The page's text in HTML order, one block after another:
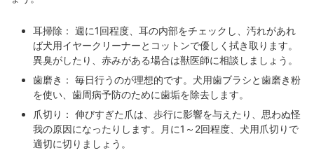
耳掃除： 週に1回程度、耳の内部をチェックし、汚れがあれ
ば犬用イヤークリーナーとコットンで優しく拭き取ります。
異臭がしたり、赤みがある場合は獣医師に相談しましょう。
歯磨き： 毎日行うのが理想的です。犬用歯ブラシと歯磨き粉
を使い、歯周病予防のために歯垢を除去します。
爪切り： 伸びすぎた爪は、歩行に影響を与えたり、思わぬ怪
我の原因になったりします。月に1～2回程度、犬用爪切りで
適切に切りましょう。